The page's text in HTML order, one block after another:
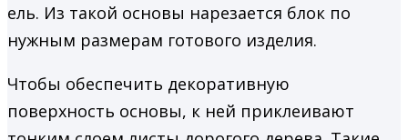
ель. Из такой основы нарезается блок по
нужным размерам готового изделия.
Чтобы обеспечить декоративную
поверхность основы, к ней приклеивают